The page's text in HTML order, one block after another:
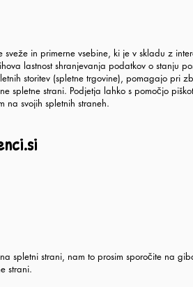
in primerne vsebine, ki je v skladu z
lastnost shranjevanja podatkov o stanju
storitev (spletne trgovine), pomagajo pri
strani. Podjetja lahko s pomočjo
na svojih spletnih straneh.
spletni strani, nam to prosim sporočite na
strani.